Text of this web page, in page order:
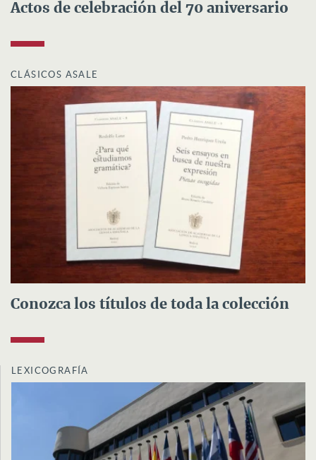
Actos de celebración del 70 aniversario
CLÁSICOS ASALE
Conozca los títulos de toda la colección
LEXICOGRAFÍA